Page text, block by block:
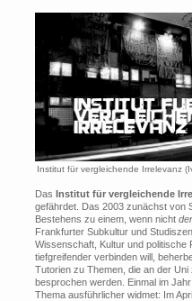
Institut für vergleichende Irrelevanz
Das Institut für vergleichende
gefährdet. Das 2003 zunächst von
Bestehens zu einem, wenn nicht
Frankfurter Subkultur und
Wissenschaft, Kultur und politische
tiefgreifender verbinden will,
Tutorien zu Themen, die an der
besprochen werden. Einmal im
Thema ausführlicher widmet: Im